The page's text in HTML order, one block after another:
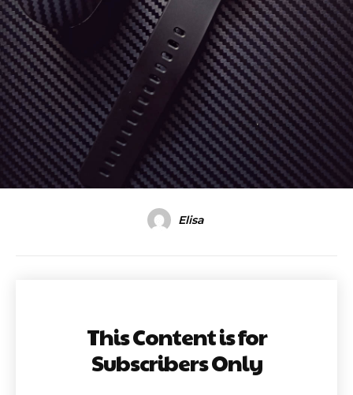
Elisa
This Content is for
Subscribers Only